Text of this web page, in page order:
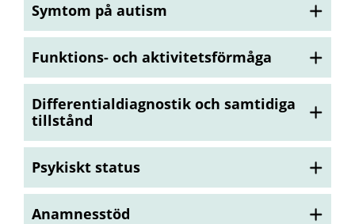
Symtom på autism
Funktions- och aktivitetsförmåga
Differentialdiagnostik och samtidiga
tillstånd
Psykiskt status
Anamnesstöd